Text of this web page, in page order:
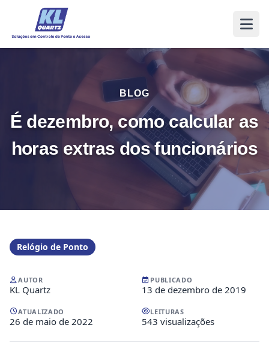
BLOG
É dezembro, como calcular as
horas extras dos funcionários
Relógio de Ponto
AUTOR
KL Quartz
PUBLICADO
13 de dezembro de 2019
ATUALIZADO
26 de maio de 2022
LEITURAS
543 visualizações